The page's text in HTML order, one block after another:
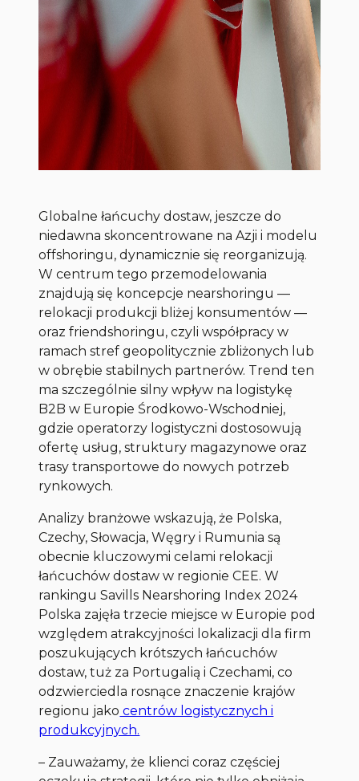
Globalne łańcuchy dostaw, jeszcze do
niedawna skoncentrowane na Azji i modelu
offshoringu, dynamicznie się reorganizują.
W centrum tego przemodelowania
znajdują się koncepcje nearshoringu —
relokacji produkcji bliżej konsumentów —
oraz friendshoringu, czyli współpracy w
ramach stref geopolitycznie zbliżonych lub
w obrębie stabilnych partnerów. Trend ten
ma szczególnie silny wpływ na logistykę
B2B w Europie Środkowo-Wschodniej,
gdzie operatorzy logistyczni dostosowują
ofertę usług, struktury magazynowe oraz
trasy transportowe do nowych potrzeb
rynkowych.
Analizy branżowe wskazują, że Polska,
Czechy, Słowacja, Węgry i Rumunia są
obecnie kluczowymi celami relokacji
łańcuchów dostaw w regionie CEE. W
rankingu Savills Nearshoring Index 2024
Polska zajęła trzecie miejsce w Europie pod
względem atrakcyjności lokalizacji dla firm
poszukujących krótszych łańcuchów
dostaw, tuż za Portugalią i Czechami, co
odzwierciedla rosnące znaczenie krajów
regionu jako centrów logistycznych i
produkcyjnych.
– Zauważamy, że klienci coraz częściej